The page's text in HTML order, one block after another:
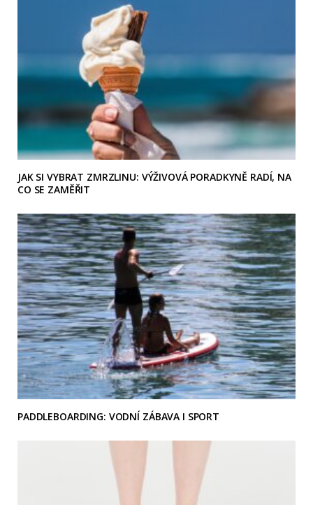
JAK SI VYBRAT ZMRZLINU: VÝŽIVOVÁ PORADKYNĚ RADÍ, NA
CO SE ZAMĚŘIT
PADDLEBOARDING: VODNÍ ZÁBAVA I SPORT